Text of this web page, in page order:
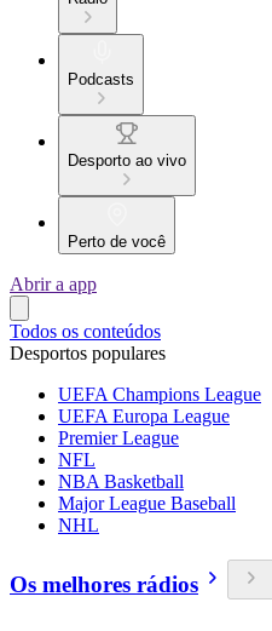
Podcasts
Desporto ao vivo
Perto de você
Abrir a app
Todos os conteúdos
Desportos populares
UEFA Champions League
UEFA Europa League
Premier League
NFL
NBA Basketball
Major League Baseball
NHL
Os melhores rádios